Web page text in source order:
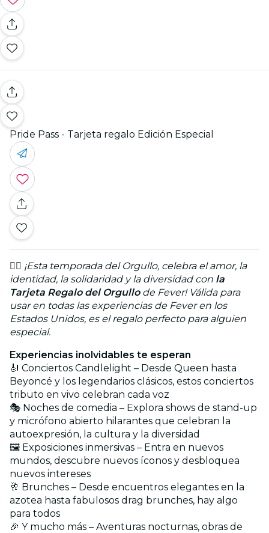
Pride Pass - Tarjeta regalo Edición Especial
🏳️‍🌈 ¡Esta temporada del Orgullo, celebra el amor, la
identidad, la solidaridad y la diversidad con la
Tarjeta Regalo del Orgullode Fever! Válida para
usar en todas las experiencias de Fever en los
Estados Unidos, es el regalo perfecto para alguien
especial.
Experiencias inolvidables te esperan
🎻 Conciertos Candlelight – Desde Queen hasta
Beyoncé y los legendarios clásicos, estos conciertos
tributo en vivo celebran cada voz
🎭 Noches de comedia – Explora shows de stand-up
y micrófono abierto hilarantes que celebran la
autoexpresión, la cultura y la diversidad
🖼️ Exposiciones inmersivas – Entra en nuevos
mundos, descubre nuevos íconos y desbloquea
nuevos intereses
🥂 Brunches – Desde encuentros elegantes en la
azotea hasta fabulosos drag brunches, hay algo
para todos
🎉 Y mucho más – Aventuras nocturnas, obras de